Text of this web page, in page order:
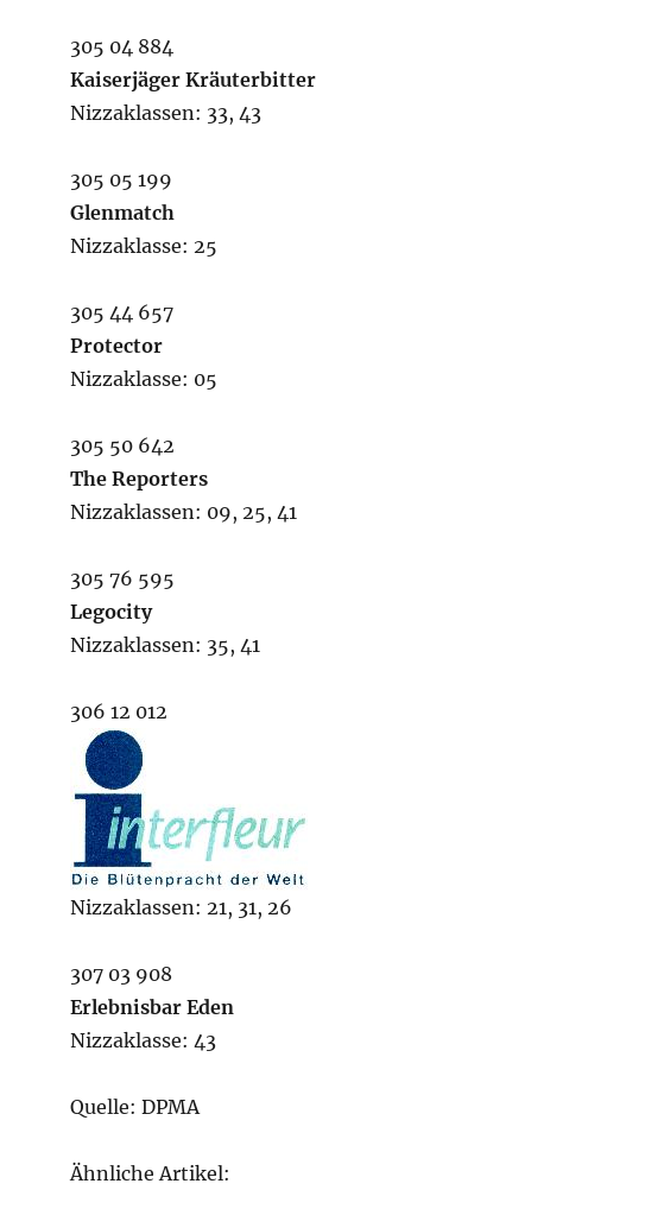
305 04 884
Kaiserjäger Kräuterbitter
Nizzaklassen: 33, 43
305 05 199
Glenmatch
Nizzaklasse: 25
305 44 657
Protector
Nizzaklasse: 05
305 50 642
The Reporters
Nizzaklassen: 09, 25, 41
305 76 595
Legocity
Nizzaklassen: 35, 41
306 12 012
Nizzaklassen: 21, 31, 26
307 03 908
Erlebnisbar Eden
Nizzaklasse: 43
Quelle: DPMA
Ähnliche Artikel: